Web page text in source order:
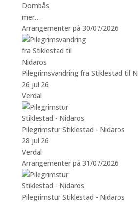
Dombås
mer…
Arrangementer på 30/07/2026
Pilegrimsvandring fra Stiklestad til
26 jul 26
Verdal
Pilegrimstur Stiklestad - Nidaros
28 jul 26
Verdal
Arrangementer på 31/07/2026
Pilegrimstur Stiklestad - Nidaros